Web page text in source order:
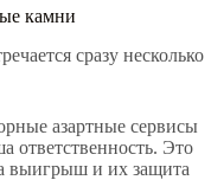
камни
сразу несколько
азартные сервисы
ответственность. Это
выигрыш и их защита